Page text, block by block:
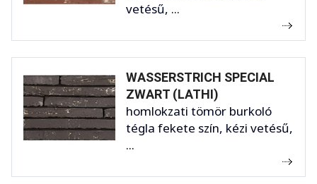
vetésű, ...
WASSERSTRICH SPECIAL
ZWART (LATHI)
homlokzati tömör burkoló
tégla fekete szín, kézi vetésű,
...